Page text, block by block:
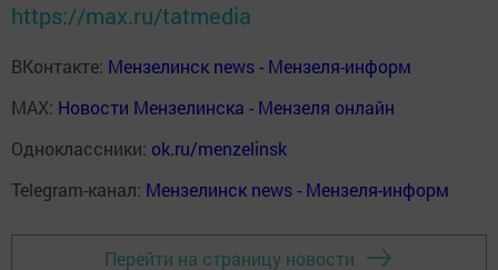
https://max.ru/tatmedia
ВКонтакте: Мензелинск news - Мензеля-информ
MAX: Новости Мензелинска - Мензеля онлайн
Одноклассники: ok.ru/menzelinsk
Telegram-канал: Мензелинск news - Мензеля-информ
Перейти на страницу новости